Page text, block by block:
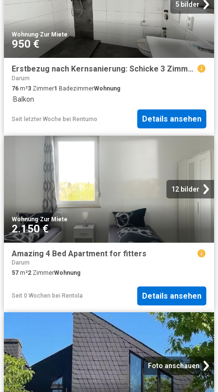
5 bilder
Wohnung·Zur Miete
950 €
Erstbezug nach Kernsanierung: Schicke 3 Zimmerwohnung mit Balkon
Darum
76 m²3 Zimmer1 BadezimmerWohnung
·Balkon
Seit letzter Woche bei Rentumo Details ansehen
12 bilder
Wohnung·Zur Miete
2.150 €
Amazing 4 Bed Apartment for fitters
Darum
57 m²2 ZimmerWohnung
Seit 0 Wochen bei Rentola Details ansehen
Foto anschauen